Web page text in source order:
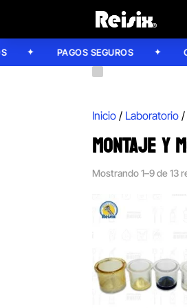
PAGOS SEGUROS
Inicio / Laboratorio /
MONTAJE Y
Mostrando 1–9 de 13